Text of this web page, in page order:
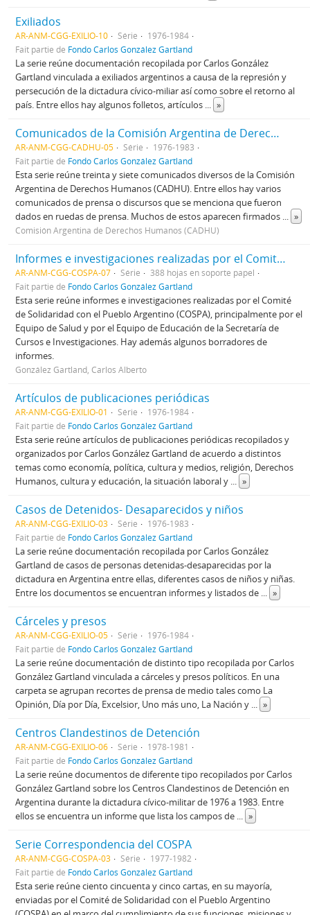
Exiliados
AR-ANM-CGG-EXILIO-10 Série
1976-1984
Fait partie de Fondo Carlos González Gartland
La serie reúne documentación recopilada por Carlos González
Gartland vinculada a exiliados argentinos a causa de la represión y
persecución de la dictadura cívico-miliar así como sobre el retorno al
país. Entre ellos hay algunos folletos, artículos ... »
Comunicados de la Comisión Argentina de Derechos Humanos
AR-ANM-CGG-CADHU-05 Série
1976-1983
Fait partie de Fondo Carlos González Gartland
Esta serie reúne treinta y siete comunicados diversos de la Comisión
Argentina de Derechos Humanos (CADHU). Entre ellos hay varios
comunicados de prensa o discursos que se menciona que fueron
dados en ruedas de prensa. Muchos de estos aparecen firmados ... »
Comisión Argentina de Derechos Humanos (CADHU)
Informes e investigaciones realizadas por el Comité de Solidaridad con el Pueblo Argentino (COSPA)
AR-ANM-CGG-COSPA-07 Série
388 hojas en soporte papel
Fait partie de Fondo Carlos González Gartland
Esta serie reúne informes e investigaciones realizadas por el Comité
de Solidaridad con el Pueblo Argentino (COSPA), principalmente por el
Equipo de Salud y por el Equipo de Educación de la Secretaría de
Cursos e Investigaciones. Hay además algunos borradores de
informes.
González Gartland, Carlos Alberto
Artículos de publicaciones periódicas
AR-ANM-CGG-EXILIO-01 Série
1976-1984
Fait partie de Fondo Carlos González Gartland
Esta serie reúne artículos de publicaciones periódicas recopilados y
organizados por Carlos González Gartland de acuerdo a distintos
temas como economía, política, cultura y medios, religión, Derechos
Humanos, cultura y educación, la situación laboral y ... »
Casos de Detenidos- Desaparecidos y niños
AR-ANM-CGG-EXILIO-03 Série
1976-1983
Fait partie de Fondo Carlos González Gartland
La serie reúne documentación recopilada por Carlos González
Gartland de casos de personas detenidas-desaparecidas por la
dictadura en Argentina entre ellas, diferentes casos de niños y niñas.
Entre los documentos se encuentran informes y listados de ... »
Cárceles y presos
AR-ANM-CGG-EXILIO-05 Série
1976-1984
Fait partie de Fondo Carlos González Gartland
La serie reúne documentación de distinto tipo recopilada por Carlos
González Gartland vinculada a cárceles y presos políticos. En una
carpeta se agrupan recortes de prensa de medio tales como La
Opinión, Día por Día, Excelsior, Uno más uno, La Nación y ... »
Centros Clandestinos de Detención
AR-ANM-CGG-EXILIO-06 Série
1978-1981
Fait partie de Fondo Carlos González Gartland
La serie reúne documentos de diferente tipo recopilados por Carlos
González Gartland sobre los Centros Clandestinos de Detención en
Argentina durante la dictadura cívico-militar de 1976 a 1983. Entre
ellos se encuentra un informe que lista los campos de ... »
Serie Correspondencia del COSPA
AR-ANM-CGG-COSPA-03 Série
1977-1982
Fait partie de Fondo Carlos González Gartland
Esta serie reúne ciento cincuenta y cinco cartas, en su mayoría,
enviadas por el Comité de Solidaridad con el Pueblo Argentino